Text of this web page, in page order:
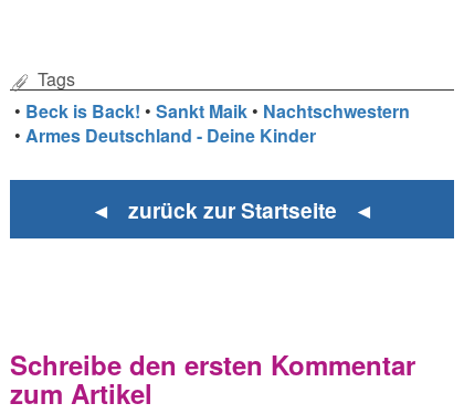
Tags
• Beck is Back! •Sankt Maik • Nachtschwestern
•Armes Deutschland - Deine Kinder
◄ zurück zur Startseite ◄
Schreibe den ersten Kommentar
zum Artikel